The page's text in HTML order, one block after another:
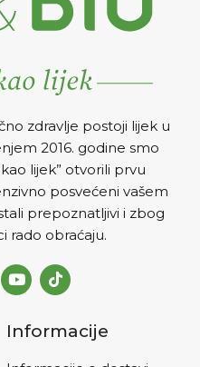
zdravlje postoji lijek u
2016. godine smo
lijek” otvorili prvu
posvećeni vašem
prepoznatljivi i zbog
rado obraćaju.
Informacije